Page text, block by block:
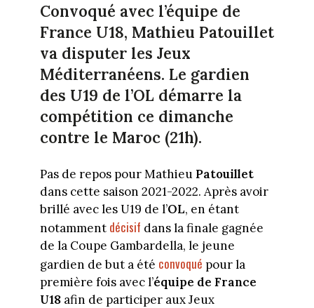
Convoqué avec l’équipe de
France U18, Mathieu Patouillet
va disputer les Jeux
Méditerranéens. Le gardien
des U19 de l’OL démarre la
compétition ce dimanche
contre le Maroc (21h).
Pas de repos pour Mathieu Patouillet
dans cette saison 2021-2022. Après avoir
brillé avec les U19 de l’OL, en étant
notamment décisif dans la finale gagnée
de la Coupe Gambardella, le jeune
gardien de but a été convoqué pour la
première fois avec l’équipe de France
U18afin de participer aux Jeux